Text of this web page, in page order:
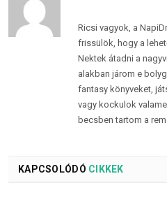
Ricsi vagyok, a
frissülök, hogy a
Nektek átadni a
alakban járom e
fantasy könyveket,
vagy kockulok
becsben tartom a
KAPCSOLÓDÓ CIKKEK